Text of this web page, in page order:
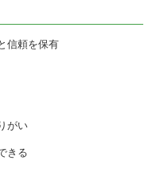
信頼を保有
がい
きる